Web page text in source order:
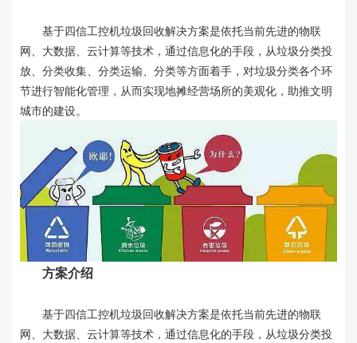
基于四信工控机垃圾回收解决方案是依托当前先进的物联
网、大数据、云计算等技术，通过信息化的手段，从垃圾分类投
放、分类收集、分类运输、分类等方面着手，对垃圾分类各个环
节进行智能化管理，从而实现地摊经营场所的美观化，助推文明
城市的建设。
方案介绍
基于四信工控机垃圾回收解决方案是依托当前先进的物联
网、大数据、云计算等技术，通过信息化的手段，从垃圾分类投